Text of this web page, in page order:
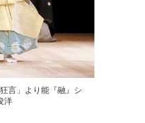
言」より能『融』シ
洋